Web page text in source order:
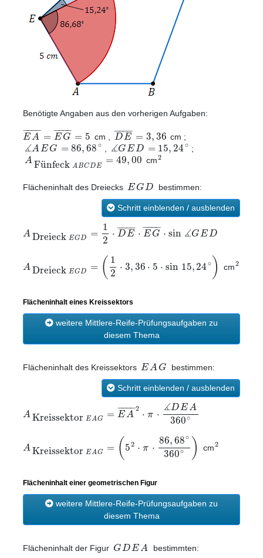
Benötigte Angaben aus den vorherigen Aufgaben:
EA
− −
−− = EG
− −
−− = 5 cm , DE
− −
−− =3,36 cm ;
∡AEG =86,68∘ ∡GED =15,24∘ ;
AFünfeckABCDE =49,00 cm2
Flächeninhalt des Dreiecks EGD bestimmen:
Schritt einblenden / ausblenden
ADreieckEGD = 1
2 ⋅ DE
− −
−− ⋅ EG
− −
−− ⋅sin ∡GED
ADreieckEGD = ( 1
2 ⋅3,36⋅ 5 ⋅sin 15,24∘) cm2
Flächeninhalt eines Kreissektors
weitere Mittlere-Reife-Prüfungsaufgaben zu
diesem Thema
Flächeninhalt des Kreissektors EAG bestimmen:
Schritt einblenden / ausblenden
AKreissektorEAG = EA
− −
−− 2 ⋅ π ⋅ ∡DEA
360∘
AKreissektorEAG = (52 ⋅ π ⋅ 86,68∘
360∘ ) cm2
Flächeninhalt einer geometrischen Figur
weitere Mittlere-Reife-Prüfungsaufgaben zu
diesem Thema
Flächeninhalt der Figur GDEA bestimmten: